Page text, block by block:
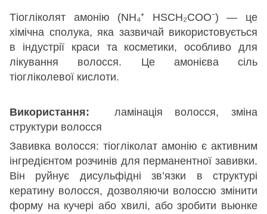
Тіогліколят амонію (NH₄⁺ HSCH₂COO⁻) — це
хімічна сполука, яка зазвичай використовується
в індустрії краси та косметики, особливо для
лікування волосся. Це амонієва сіль
тіогліколевої кислоти.
Використання: ламінація волосся, зміна
структури волосся
Завивка волосся: тіогліколат амонію є активним
інгредієнтом розчинів для перманентної завивки.
Він руйнує дисульфідні зв’язки в структурі
кератину волосся, дозволяючи волоссю змінити
форму на кучері або хвилі, або зробити вьюнке